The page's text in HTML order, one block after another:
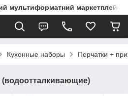
мультиформатний маркетплейс
Кухонные наборы Перчатки +
(водоотталкивающие)